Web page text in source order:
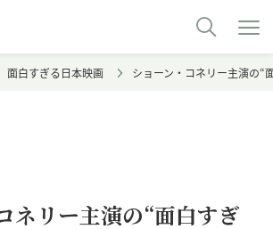
面白すぎる日本映画 ショーン・コネリー主演の“
ネリー主演の“面白すぎ